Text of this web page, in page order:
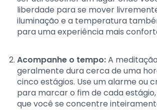
liberdade para se mover
iluminação e a temperatura
para uma experiência mais
Acompanhe o tempo:A
geralmente dura cerca de uma
cinco estágios. Use um alarme ou
para marcar o fim de cada
que você se concentre